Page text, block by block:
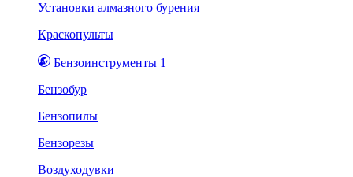
Установки алмазного бурения
Краскопульты
Бензоинструменты 1
Бензобур
Бензопилы
Бензорезы
Воздуходувки